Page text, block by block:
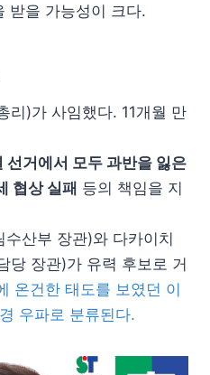
받을 가능성이 크다.
리)가 사임했다. 11개월 만
선거에서 모두 과반을 잃은
협상 실패 등의 책임을 지
수산부 장관)와 다카이치
당 장관)가 유력 후보로 거
온건한 태도를 보였던 이
우파로 분류된다.